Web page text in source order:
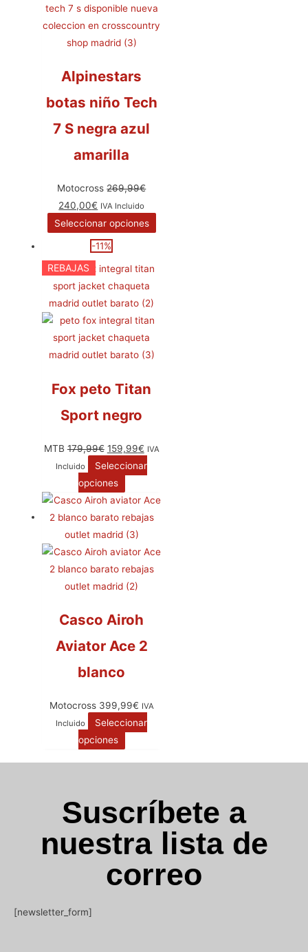
Alpinestars
botas niño Tech
7 S negra azul
amarilla
Motocross269,99€
240,00€ IVA Incluido
Seleccionar opciones
-11%
REBAJAS
Fox peto Titan
Sport negro
MTB179,99€ 159,99€ IVA
Incluido
Seleccionar
opciones
Casco Airoh
Aviator Ace 2
blanco
Motocross 399,99€ IVA
Incluido
Seleccionar
opciones
Suscríbete a
nuestra lista de
correo
[newsletter_form]